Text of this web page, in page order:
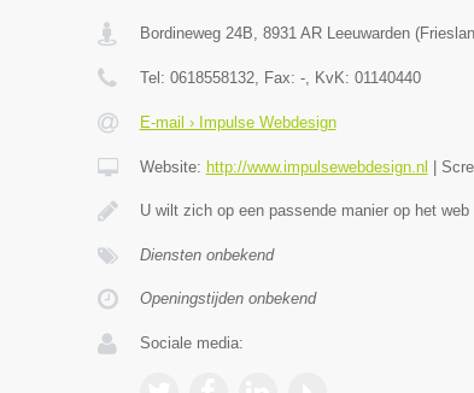
Bordineweg 24B, 8931 AR Leeuwarden(
Tel: 0618558132, Fax: -, KvK: 01140440
E-mail › Impulse Webdesign
Website: http://www.impulsewebdesign.nl
U wilt zich op een passende manier op het
Diensten onbekend
Openingstijden onbekend
Sociale media: